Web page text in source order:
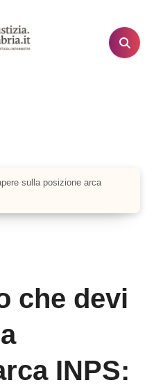
sulla posizione arca
che devi
INPS: